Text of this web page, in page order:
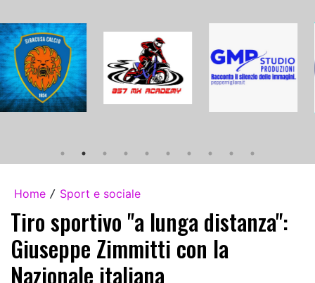
Home / Sport e sociale
Tiro sportivo "a lunga distanza":
Giuseppe Zimmitti con la
Nazionale italiana